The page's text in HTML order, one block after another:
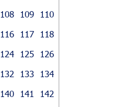
108 109
110
116 117
118
124 125
126
132 133
134
140 141
142